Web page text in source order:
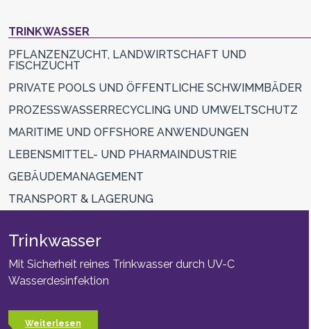
TRINKWASSER
PFLANZENZUCHT, LANDWIRTSCHAFT UND
FISCHZUCHT
PRIVATE POOLS UND ÖFFENTLICHE SCHWIMMBÄDER
PROZESSWASSERRECYCLING UND UMWELTSCHUTZ
MARITIME UND OFFSHORE ANWENDUNGEN
LEBENSMITTEL- UND PHARMAINDUSTRIE
GEBÄUDEMANAGEMENT
TRANSPORT & LAGERUNG
Trinkwasser
Mit Sicherheit reines Trinkwasser durch UV-C
Wasserdesinfektion
Weiterlesen